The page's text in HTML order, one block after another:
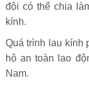
đội có thể chia
kính.
Quá trình lau kính
hộ an toàn lao
Nam.